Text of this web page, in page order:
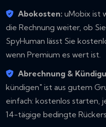
Abokosten: uMobix ist
die Rechnung weiter, ob
SpyHuman lässt Sie
wenn Premium es wert ist.
Abrechnung &
kündigen" ist aus gutem
einfach: kostenlos starten,
14-tägige bedingte